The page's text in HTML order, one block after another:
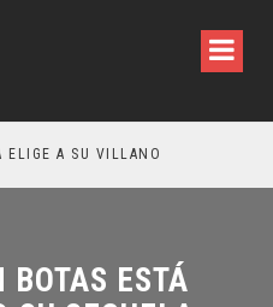
A SU VILLANO
ESTÁ